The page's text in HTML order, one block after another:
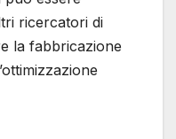
ricercatori di
la fabbricazione